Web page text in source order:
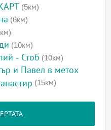
(5км)
(6км)
(10км)
- Стоб (10км)
и Павел в метох
(15км)